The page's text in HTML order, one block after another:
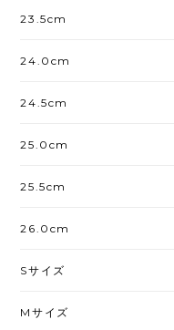
23.5cm
24.0cm
24.5cm
25.0cm
25.5cm
26.0cm
Sサイズ
Mサイズ